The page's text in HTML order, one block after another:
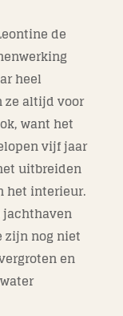
de
heel
ze altijd voor
want het
vijf jaar
uitbreiden
het interieur.
jachthaven
zijn nog niet
en